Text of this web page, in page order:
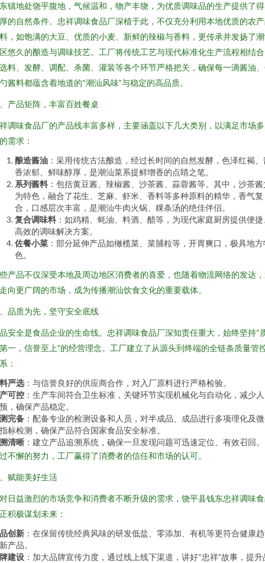
镇地处饶平腹地，气候温和，物产丰饶，为优质调味品的生产提供了
的自然条件。忠祥调味食品厂深植于此，不仅充分利用本地优质的农
，如饱满的大豆、优质的小麦、新鲜的辣椒与香料，更传承并发扬了
悠久的酿造与调味技艺。工厂将传统工艺与现代标准化生产流程相结
料、发酵、调配、杀菌、灌装等各个环节严格把关，确保每一滴酱油
酱料都蕴含着地道的“潮汕风味”与稳定的高品质。
产品矩阵，丰富百姓餐桌
调味食品厂的产品线丰富多样，主要涵盖以下几大类别，以满足市场
需求：
酿造酱油 ：采用传统古法酿造，经过长时间的自然发酵，色泽红褐、
香浓郁、鲜味醇厚，是潮汕菜系提鲜增香的点睛之笔。
系列酱料 ：包括黄豆酱、辣椒酱、沙茶酱、蒜蓉酱等。其中，沙茶酱
为特色，融合了花生、芝麻、虾米、香料等多种原料的精华，香气复
合，口感层次丰富，是潮汕牛肉火锅、粿条汤的绝佳伴侣。
复合调味料 ：如鸡精、蚝油、料酒、醋等，为现代家庭厨房提供便捷
高效的调味解决方案。
佐餐小菜 ：部分延伸产品如橄榄菜、菜脯粒等，开胃爽口，极具地方
色。
产品不仅深受本地及周边地区消费者的喜爱，也随着物流网络的发达
向更广阔的市场，成为传播潮汕饮食文化的重要载体。
品质为先，坚守安全底线
安全是食品企业的生命线。忠祥调味食品厂深知责任重大，始终坚持“
一，信誉至上”的经营理念。工厂建立了从源头到终端的全链条质量管
：
严选：与信誉良好的供应商合作，对入厂原料进行严格检验。
可控 ：生产车间符合卫生标准，关键环节实现机械化与自动化，减少
，确保产品稳定。
完备 ：配备专业的检测设备和人员，对半成品、成品进行多项理化及
标检测，确保产品符合国家食品安全标准。
清晰 ：建立产品追溯系统，确保一旦发现问题可迅速定位、有效召回。
不懈的努力，工厂赢得了消费者的信任和市场的认可。
赋能美好生活
日益激烈的市场竞争和消费者不断升级的需求，饶平县钱东忠祥调味
积极谋划未来：
创新 ：在保留传统经典风味的研发低盐、零添加、有机等更符合健康
产品。
建设 ：加大品牌宣传力度，通过线上线下渠道，讲好“忠祥”故事，提升